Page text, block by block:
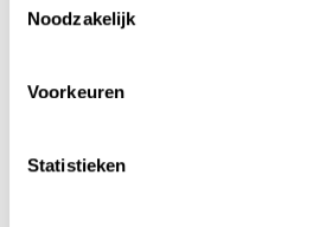
Noodzakelijk
Voorkeuren
Statistieken
Bescherming van Hare